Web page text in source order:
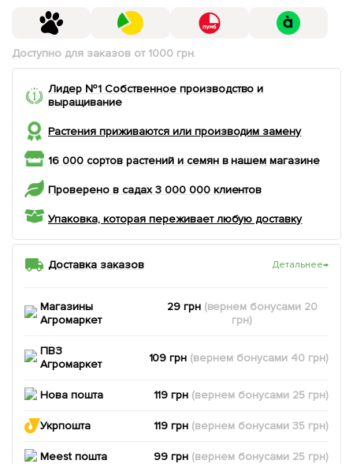
Доступно для заказов от 1000 грн.
Лидер №1 Собственное производство и
выращивание
Растения приживаются или производим замену
16 000 сортов растений и семян в нашем магазине
Проверено в садах 3 000 000 клиентов
Упаковка, которая переживает любую доставку
Доставка заказов Детальнее→
Магазины
Агромаркет
29 грн (вернем бонусами 20
грн)
ПВЗ
Агромаркет
109 грн (вернем бонусами 40 грн)
Нова пошта 119 грн (вернем бонусами 25 грн)
Укрпошта 119 грн (вернем бонусами35 грн)
Meest пошта 99 грн (вернем бонусами 25 грн)